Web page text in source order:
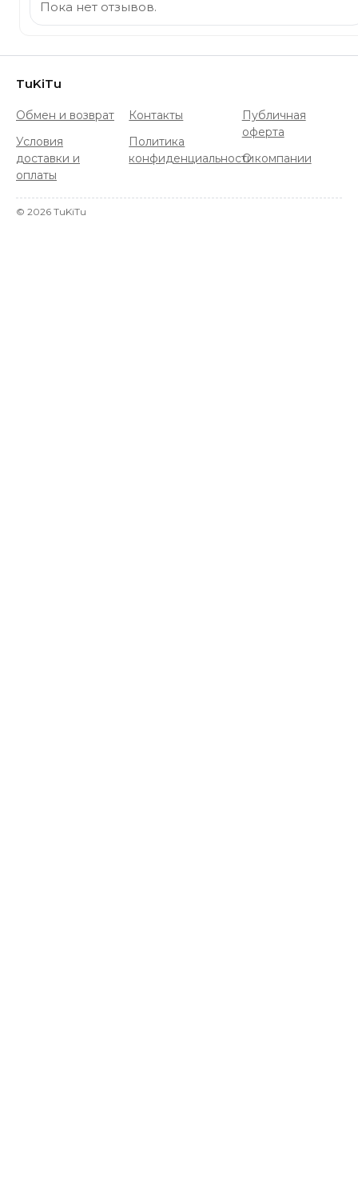
Пока нет отзывов.
TuKiTu
Обмен и возврат
Условия
доставки и
оплаты
Контакты
Политика
конфиденциальности
Публичная
оферта
О компании
© 2026 TuKiTu